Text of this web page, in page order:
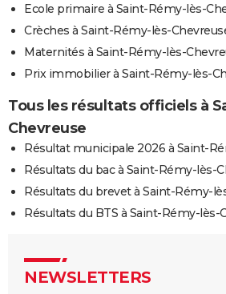
Ecole primaire à Saint-Rémy-lès-
Crèches à Saint-Rémy-lès-
Maternités à Saint-Rémy-lès-
Prix immobilier à Saint-Rémy-lès-
Tous les résultats officiels à
Chevreuse
Résultat municipale 2026 à Saint-
Résultats du bac à Saint-Rémy-lès-
Résultats du brevet à Saint-Rémy-
Résultats du BTS à Saint-Rémy-lès-
NEWSLETTERS